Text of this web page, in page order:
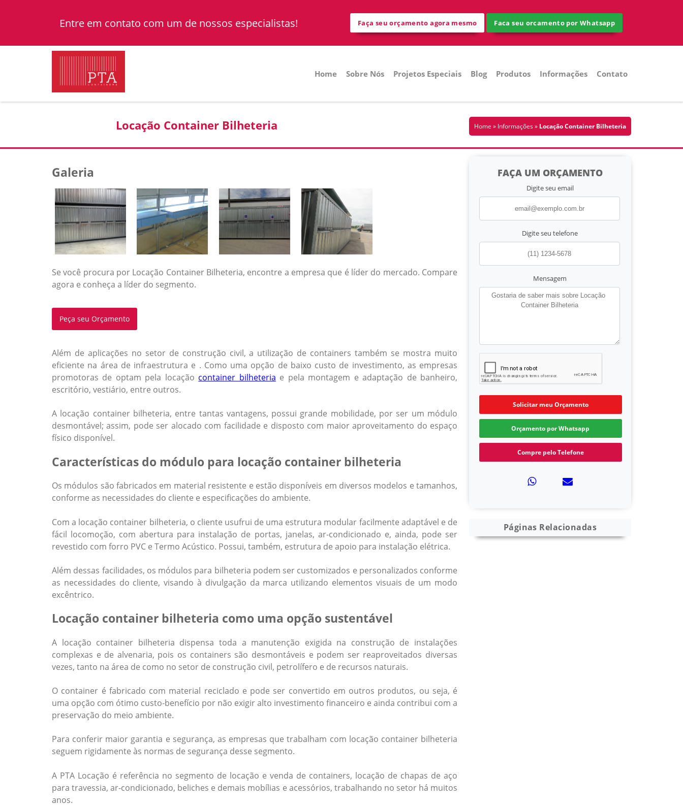
Entre em contato com um de nossos especialistas! Faça seu orçamento agora mesmo Faca seu orcamento por Whatsapp
Home Sobre Nós Projetos Especiais Blog Produtos Informações Contato
Locação Container Bilheteria Home » Informações» Locação Container Bilheteria
Galeria
Se você procura por Locação Container Bilheteria, encontre a empresa que é líder do mercado. Compare
agora e conheça a líder do segmento.
Peça seu Orçamento
Além de aplicações no setor de construção civil, a utilização de containers também se mostra muito
eficiente na área de infraestrutura e . Como uma opção de baixo custo de investimento, as empresas
promotoras de optam pela locação container bilheteria e pela montagem e adaptação de banheiro,
escritório, vestiário, entre outros.
A locação container bilheteria, entre tantas vantagens, possui grande mobilidade, por ser um módulo
desmontável; assim, pode ser alocado com facilidade e disposto com maior aproveitamento do espaço
físico disponível.
Características do módulo para locação container bilheteria
Os módulos são fabricados em material resistente e estão disponíveis em diversos modelos e tamanhos,
conforme as necessidades do cliente e especificações do ambiente.
Com a locação container bilheteria, o cliente usufrui de uma estrutura modular facilmente adaptável e de
fácil locomoção, com abertura para instalação de portas, janelas, ar-condicionado e, ainda, pode ser
revestido com forro PVC e Termo Acústico. Possui, também, estrutura de apoio para instalação elétrica.
Além dessas facilidades, os módulos para bilheteria podem ser customizados e personalizados conforme
as necessidades do cliente, visando à divulgação da marca utilizando elementos visuais de um modo
excêntrico.
Locação container bilheteria como uma opção sustentável
A locação container bilheteria dispensa toda a manutenção exigida na construção de instalações
complexas e de alvenaria, pois os containers são desmontáveis e podem ser reaproveitados diversas
vezes, tanto na área de como no setor de construção civil, petrolífero e de recursos naturais.
O container é fabricado com material reciclado e pode ser convertido em outros produtos, ou seja, é
uma opção com ótimo custo-benefício por não exigir alto investimento financeiro e ainda contribui com a
preservação do meio ambiente.
Para conferir maior garantia e segurança, as empresas que trabalham com locação container bilheteria
seguem rigidamente às normas de segurança desse segmento.
A PTA Locação é referência no segmento de locação e venda de containers, locação de chapas de aço
para travessia, ar-condicionado, beliches e demais mobílias e acessórios, trabalhando no setor há muitos
anos.
FAÇA UM ORÇAMENTO
Digite seu email
Digite seu telefone
Mensagem
Solicitar meu Orçamento
Orçamento por Whatsapp
Compre pelo Telefone
Páginas Relacionadas